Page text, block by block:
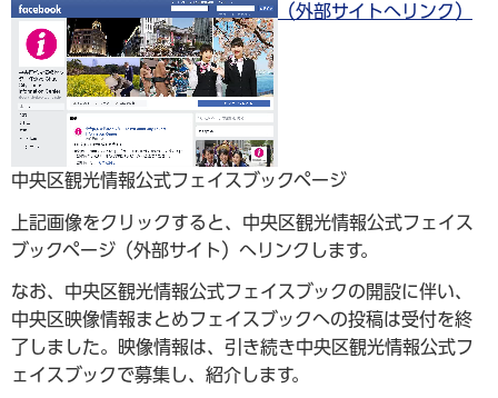
（外部サイトへリンク）
中央区観光情報公式フェイスブックページ
上記画像をクリックすると、中央区観光情報公式フェイス
ブックページ（外部サイト）へリンクします。
なお、中央区観光情報公式フェイスブックの開設に伴い、
中央区映像情報まとめフェイスブックへの投稿は受付を終
了しました。映像情報は、引き続き中央区観光情報公式フ
ェイスブックで募集し、紹介します。